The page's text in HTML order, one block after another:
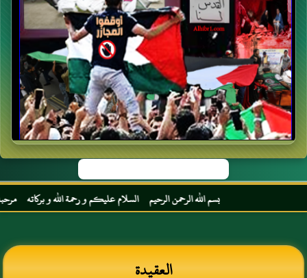
بسم الله الرحمن الرحيم السلام عليكم و رحمة الله و بركاته مرحبا بك
العقيدة